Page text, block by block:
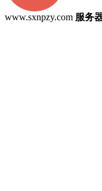
www.sxnpzy.com 服务